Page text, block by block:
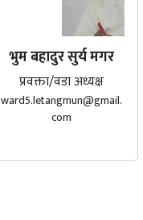
भुम बहादुर सुर्य मगर
प्रवक्ता/वडा अध्यक्ष
ward5.letangmun@gmail.
com